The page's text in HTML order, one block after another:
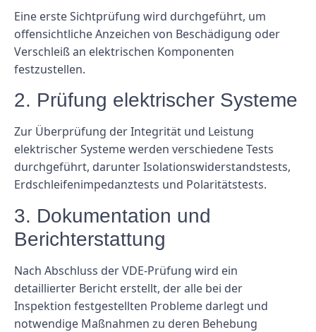
Eine erste Sichtprüfung wird durchgeführt, um
offensichtliche Anzeichen von Beschädigung oder
Verschleiß an elektrischen Komponenten
festzustellen.
2. Prüfung elektrischer Systeme
Zur Überprüfung der Integrität und Leistung
elektrischer Systeme werden verschiedene Tests
durchgeführt, darunter Isolationswiderstandstests,
Erdschleifenimpedanztests und Polaritätstests.
3. Dokumentation und
Berichterstattung
Nach Abschluss der VDE-Prüfung wird ein
detaillierter Bericht erstellt, der alle bei der
Inspektion festgestellten Probleme darlegt und
notwendige Maßnahmen zu deren Behebung